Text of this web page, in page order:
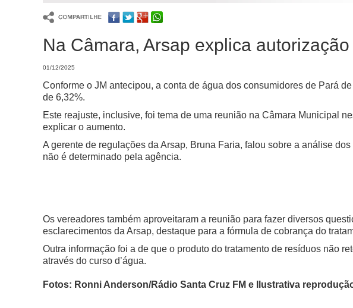
Na Câmara, Arsap explica
01/12/2025
Conforme o JM antecipou, a conta de água dos consumidores de Pará
de 6,32%.
Este reajuste, inclusive, foi tema de uma reunião na Câmara Municipal
explicar o aumento.
A gerente de regulações da Arsap, Bruna Faria, falou sobre a análise
não é determinado pela agência.
Os vereadores também aproveitaram a reunião para fazer diversos
esclarecimentos da Arsap, destaque para a fórmula de cobrança do
Outra informação foi a de que o produto do tratamento de resíduos não
através do curso d’água.
Fotos: Ronni Anderson/Rádio Santa Cruz FM e Ilustrativa r